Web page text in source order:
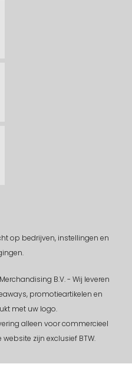
op bedrijven, instellingen en
B.V. - Wij leveren
promotieartikelen en
met uw logo.
alleen voor commercieel
zijn exclusief BTW.